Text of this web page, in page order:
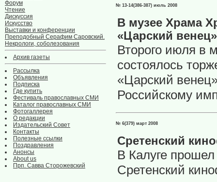
Форум
Чтение
Дискуссия
Искусство
Выставки и конференции
Преподобный Серафим Саровский.
Некрологи, соболезования
Архив газеты
Рассылка
Объявления
Подписка
Где купить
Фестиваль православных СМИ
Каталог православных СМИ
Фотогаллерея
О редакции
Издательский Совет
Контакты
Полезные ссылки
Поздравления
Анонсы
About us
Прп. Савва Сторожевский
№ 13-14(386-387) июль 2008
В музее Храма
«Царский венец»
Второго июля в
состоялось
«Царский
Российскому
№ 6(379) март 2008
Сретенский
В Калуге
Сретенский